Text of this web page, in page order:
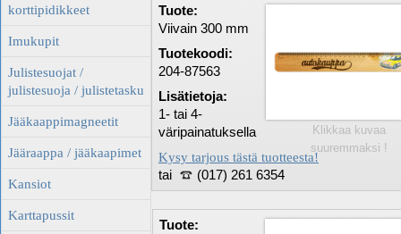
korttipidikkeet
Imukupit
Julistesuojat /
julistesuoja / julistetasku
Jääkaappimagneetit
Jääraappa / jääkaapimet
Kansiot
Karttapussit
Tuote:
Viivain 300 mm
Klikkaa kuvaa
suuremmaksi !
Tuotekoodi:
204-87563
Lisätietoja:
1- tai 4-
väripainatuksella
Kysy tarjous tästä tuotteesta!
tai (017) 261 6354
Tuote: